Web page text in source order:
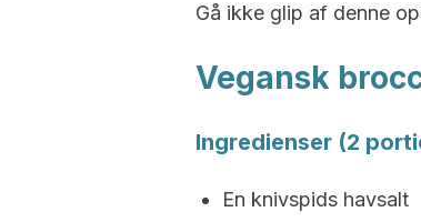
Gå ikke glip af denne
Vegansk
Ingredienser (2
En knivspids havsalt